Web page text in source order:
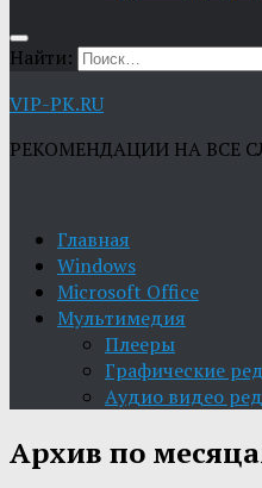
Найти:
VIP-PK.RU
РЕКОМЕНДАЦИИ НА ВСЕ
Главная
Windows
Microsoft Office
Мультимедия
Плееры
Графические
Aудио видео
Архив по